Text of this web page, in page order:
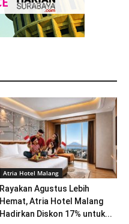
Atria Hotel Malang
Rayakan Agustus Lebih
Hemat, Atria Hotel Malang
Hadirkan Diskon 17% untuk...